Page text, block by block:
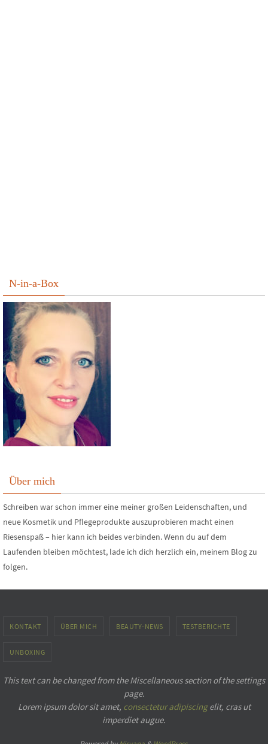
N-in-a-Box
Über mich
Schreiben war schon immer eine meiner großen Leidenschaften, und
neue Kosmetik und Pflegeprodukte auszuprobieren macht einen
Riesenspaß – hier kann ich beides verbinden. Wenn du auf dem
Laufenden bleiben möchtest, lade ich dich herzlich ein, meinem Blog zu
folgen.
KONTAKT ÜBER MICH BEAUTY-NEWS TESTBERICHTE
UNBOXING
This text can be changed from the Miscellaneous section of the settings
page.
Lorem ipsumdolor sit amet, consectetur adipiscingelit, cras ut
imperdiet augue.